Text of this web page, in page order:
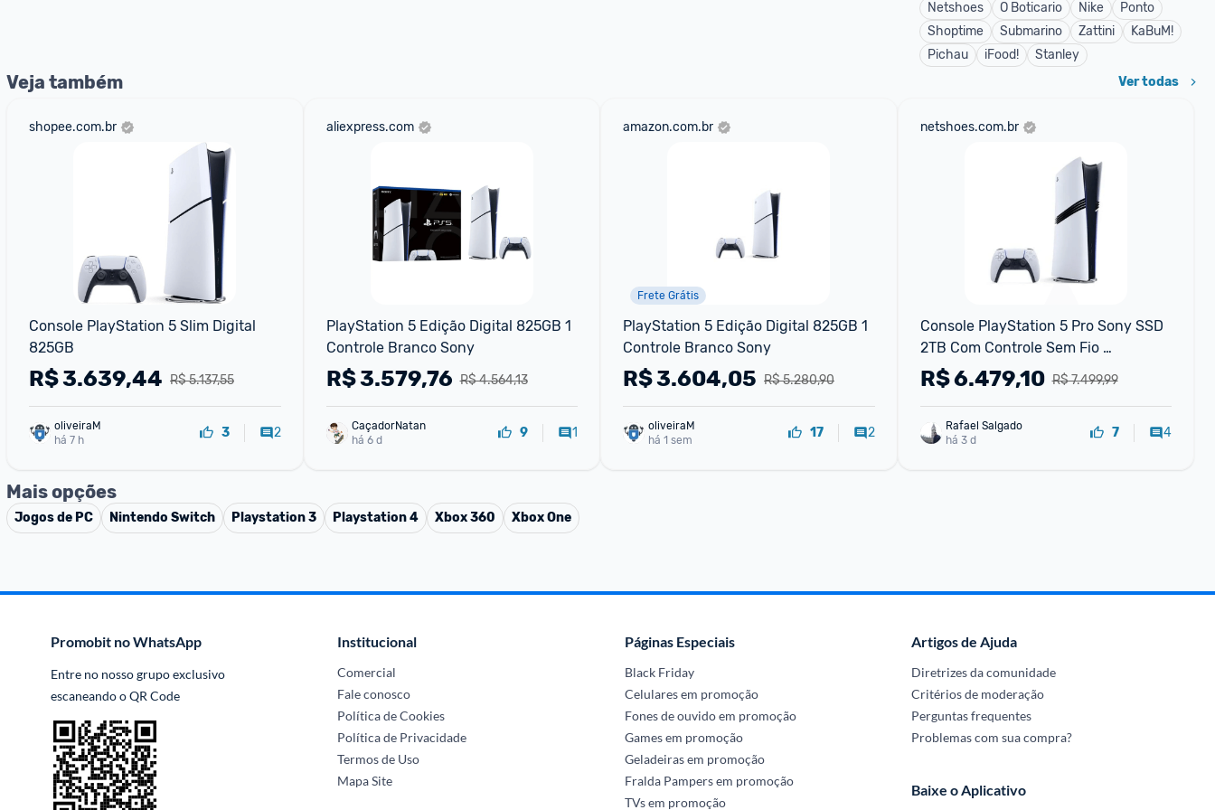
Netshoes
O Boticario Nike
Ponto
Shoptime
Submarino Zattini
KaBuM!
Pichau
iFood! Stanley
Veja também Ver todas
shopee.com.br
Console PlayStation 5 Slim Digital
825GB
R$ 5.137,55
R$3.639,44
oliveiraM
há 7 h
3 2
aliexpress.com
PlayStation 5 Edição Digital 825GB 1
Controle Branco Sony
R$ 4.564,13
R$3.579,76
CaçadorNatan
há 6 d
9 1
amazon.com.br
Frete Grátis
PlayStation 5 Edição Digital 825GB 1
Controle Branco Sony
R$ 5.280,90
R$3.604,05
oliveiraM
há 1 sem
17 2
netshoes.com.br
Console PlayStation 5 Pro Sony SSD
2TB Com Controle Sem Fio
DualSense
R$ 7.499,99
R$6.479,10
Rafael Salgado
há 3 d
7 4
Mais opções
Jogos de PC Nintendo Switch Playstation 3 Playstation 4 Xbox 360 Xbox One
Promobit no WhatsApp
Entre no nosso grupo exclusivo
escaneando o QR Code
Institucional
Comercial
Fale conosco
Política de Cookies
Política de Privacidade
Termos de Uso
Mapa Site
Páginas Especiais
Black Friday
Celulares em promoção
Fones de ouvido em promoção
Games em promoção
Geladeiras em promoção
Fralda Pampers em promoção
TVs em promoção
Artigos de Ajuda
Diretrizes da comunidade
Critérios de moderação
Perguntas frequentes
Problemas com sua compra?
Baixe o Aplicativo